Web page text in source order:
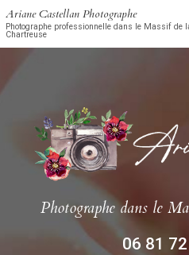
au
contenu
Ariane Castellan Photographe
Photographe professionnelle dans le Massif de la
Chartreuse
Photographedans le
06 81